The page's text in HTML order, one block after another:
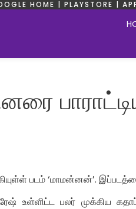
HOME | PLAYSTORE |
படம் ‘மாமன்னன்’.
உள்ளிட்ட பலர் முக்கிய